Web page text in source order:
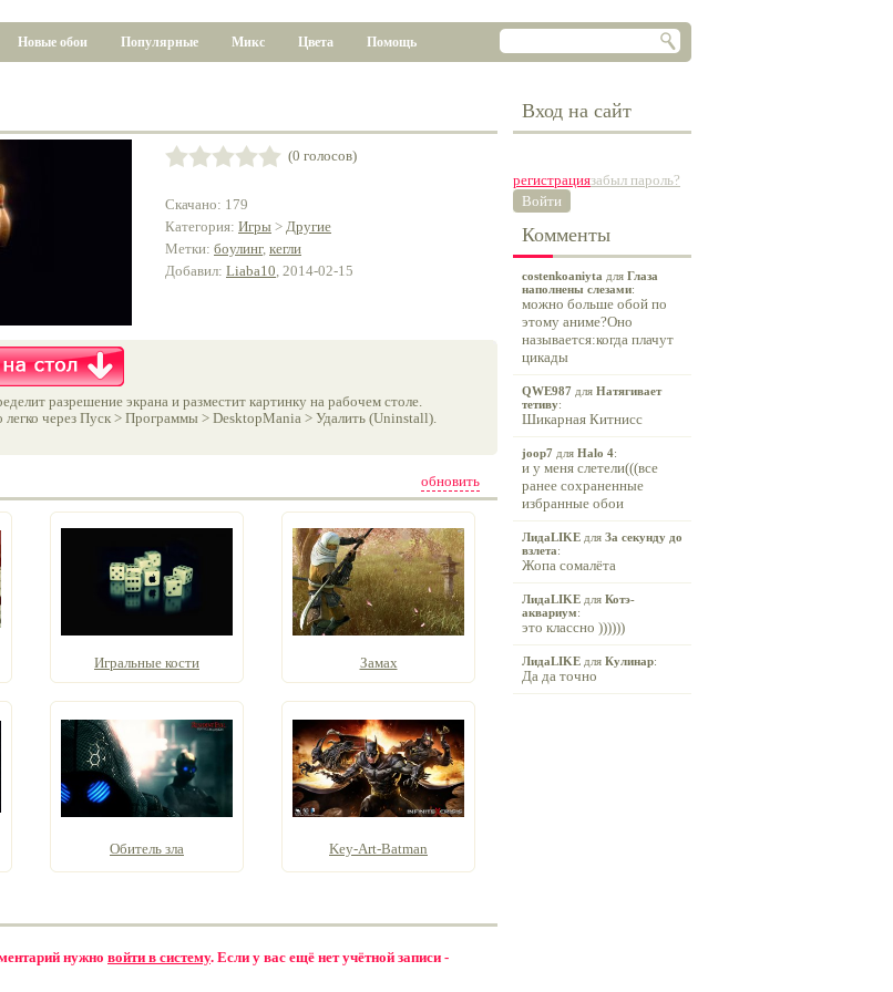
Новые обои Популярные Микс Цвета Помощь
(0 голосов)
Скачано: 179
Категория: Игры > Другие
Метки: боулинг, кегли
Добавил: Liaba10, 2014-02-15
разрешение экрана и разместит картинку на рабочем столе.
через Пуск > Программы > DesktopMania > Удалить (Uninstall).
обновить
Игральные кости Замах
Обитель зла Key-Art-Batman
нужно войти в систему. Если у вас ещё нет учётной записи -
Вход на сайт
регистрациязабыл пароль?
Войти
Комменты
costenkoaniyta для Глаза
наполнены слезами:
можно больше обой по
этому аниме?Оно
называется:когда плачут
цикады
QWE987 для Натягивает
тетиву:
Шикарная Китнисс
joop7 для Halo 4:
и у меня слетели(((все
ранее сохраненные
избранные обои
ЛидаLIKE для За секунду до
взлета:
Жопа сомалёта
ЛидаLIKE для Котэ-
аквариум:
это классно ))))))
ЛидаLIKE для Кулинар:
Да да точно